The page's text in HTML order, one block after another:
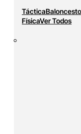
Táctica
FísicaVer Todos